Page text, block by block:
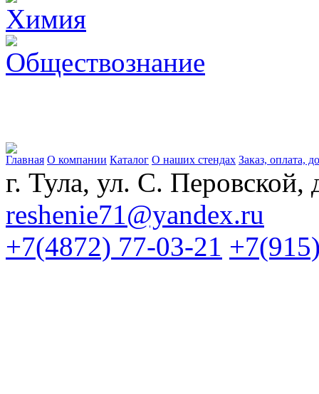
Химия
Обществознание
Главная О компании Каталог О наших стендах Заказ, оплата,
г. Тула, ул. С. Перовской,
reshenie71@yandex.ru
+7(4872) 77-03-21